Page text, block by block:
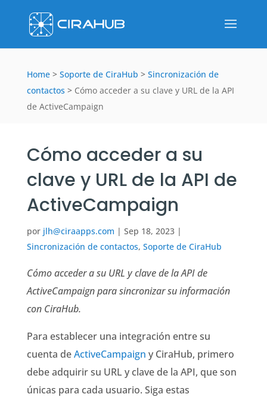
Home > Soporte de CiraHub > Sincronización de
contactos > Cómo acceder a su clave y URL de la API
de ActiveCampaign
Cómo acceder a su
clave y URL de la API de
ActiveCampaign
por jlh@ciraapps.com | Sep 18, 2023|
Sincronización de contactos, Soporte de CiraHub
Cómo acceder a su URL y clave de la API de
ActiveCampaign para sincronizar su información
con CiraHub.
Para establecer una integración entre su
cuenta deActiveCampaign y CiraHub, primero
debe adquirir su URL y clave de la API, que son
únicas para cada usuario. Siga estas